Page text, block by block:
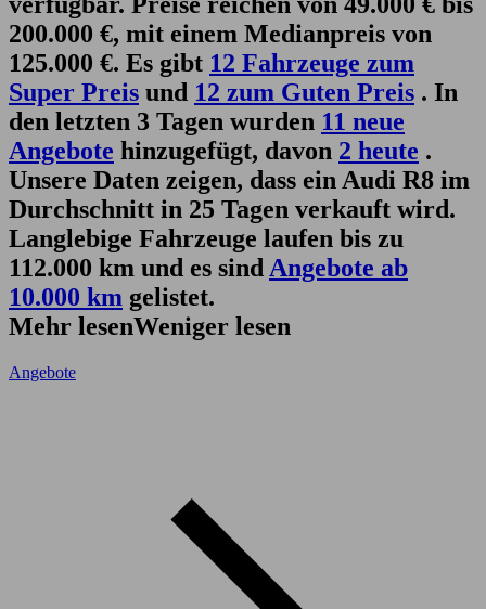
200.000 €, mit einem Medianpreis von
125.000 €. Es gibt 12 Fahrzeuge zum
Super Preis und 12 zum Guten Preis . In
den letzten 3 Tagen wurden 11 neue
Angebote hinzugefügt, davon 2 heute .
Unsere Daten zeigen, dass ein Audi R8 im
Durchschnitt in 25 Tagen verkauft wird.
Langlebige Fahrzeuge laufen bis zu
112.000 km und es sind Angebote ab
10.000 km gelistet.
Mehr lesenWeniger lesen
Angebote